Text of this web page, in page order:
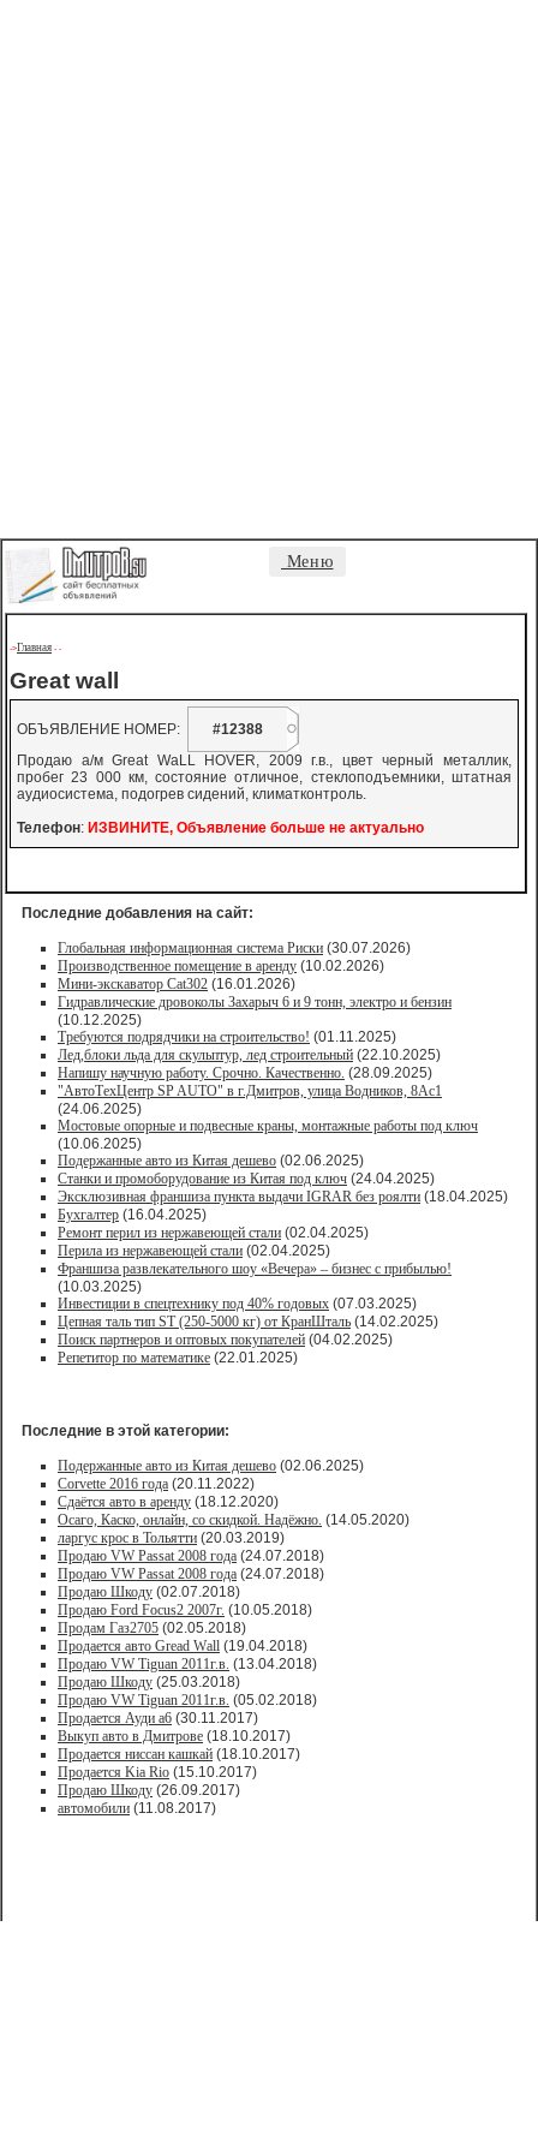
Меню
->Главная - -
Great wall
ОБЪЯВЛЕНИЕ НОМЕР:
#12388
Продаю а/м Great WaLL HOVER, 2009 г.в., цвет черный металлик,
пробег 23 000 км, состояние отличное, стеклоподъемники, штатная
аудиосистема, подогрев сидений, климатконтроль.
Телефон: ИЗВИНИТЕ, Объявление больше не актуально
Последние добавления на сайт:
Глобальная информационная система Риски (30.07.2026)
Производственное помещение в аренду (10.02.2026)
Мини-экскаватор Cat302 (16.01.2026)
Гидравлические дровоколы Захарыч 6 и 9 тонн, электро и бензин
(10.12.2025)
Требуются подрядчики на строительство! (01.11.2025)
Лед,блоки льда для скульптур, лед строительный (22.10.2025)
Напишу научную работу. Срочно. Качественно. (28.09.2025)
"АвтоТехЦентр SP AUTO" в г.Дмитров, улица Водников, 8Ас1
(24.06.2025)
Мостовые опорные и подвесные краны, монтажные работы под ключ
(10.06.2025)
Подержанные авто из Китая дешево (02.06.2025)
Станки и промоборудование из Китая под ключ (24.04.2025)
Эксклюзивная франшиза пункта выдачи IGRAR без роялти (18.04.2025)
Бухгалтер (16.04.2025)
Ремонт перил из нержавеющей стали (02.04.2025)
Перила из нержавеющей стали (02.04.2025)
Франшиза развлекательного шоу «Вечера» – бизнес с прибылью!
(10.03.2025)
Инвестиции в спецтехнику под 40% годовых (07.03.2025)
Цепная таль тип ST (250-5000 кг) от КранШталь (14.02.2025)
Поиск партнеров и оптовых покупателей (04.02.2025)
Репетитор по математике (22.01.2025)
Последние в этой категории:
Подержанные авто из Китая дешево (02.06.2025)
Corvette 2016 года (20.11.2022)
Сдаётся авто в аренду (18.12.2020)
Осаго, Каско, онлайн, со скидкой. Надёжно. (14.05.2020)
ларгус крос в Тольятти (20.03.2019)
Продаю VW Passat 2008 года (24.07.2018)
Продаю VW Passat 2008 года (24.07.2018)
Продаю Шкоду (02.07.2018)
Продаю Ford Focus2 2007г. (10.05.2018)
Продам Газ2705 (02.05.2018)
Продается авто Greаd Wаll (19.04.2018)
Продаю VW Tiguan 2011г.в. (13.04.2018)
Продаю Шкоду (25.03.2018)
Продаю VW Tiguan 2011г.в. (05.02.2018)
Продается Ауди а6 (30.11.2017)
Выкуп авто в Дмитрове (18.10.2017)
Продается ниссан кашкай (18.10.2017)
Продается Kia Rio (15.10.2017)
Продаю Шкоду (26.09.2017)
автомобили (11.08.2017)